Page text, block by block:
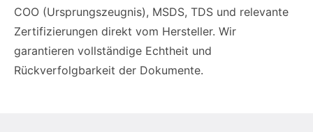
COO (Ursprungszeugnis), MSDS, TDS und relevante
Zertifizierungen direkt vom Hersteller. Wir
garantieren vollständige Echtheit und
Rückverfolgbarkeit der Dokumente.